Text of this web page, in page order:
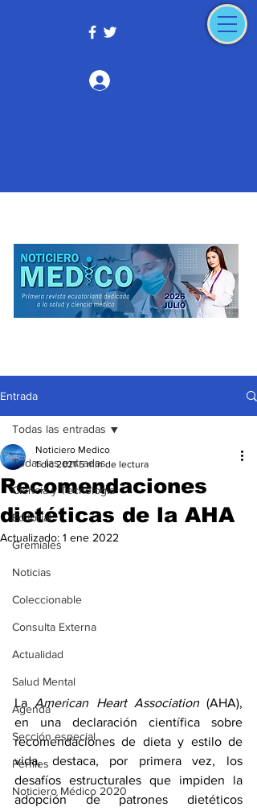
Entrada
Todas las entradas
Ciencia y Tecnología
Editorial
Gremiales
Noticias
Coleccionable
Consulta Externa
Actualidad
Salud Mental
Agenda
Sección especial
Perfiles
Noticiero Médico 2020
Todas las entradas
Recomendaciones
dietéticas de la AHA
Noticiero Medico
1 dic 2021 5 min de lectura
Actualizado: 1 ene 2022
La American Heart Association (AHA),
en una declaración científica sobre
recomendaciones de dieta y estilo de
vida, destaca, por primera vez, los
desafíos estructurales que impiden la
adopción de patrones dietéticos